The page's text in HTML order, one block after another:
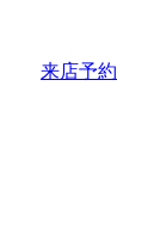
来店予約